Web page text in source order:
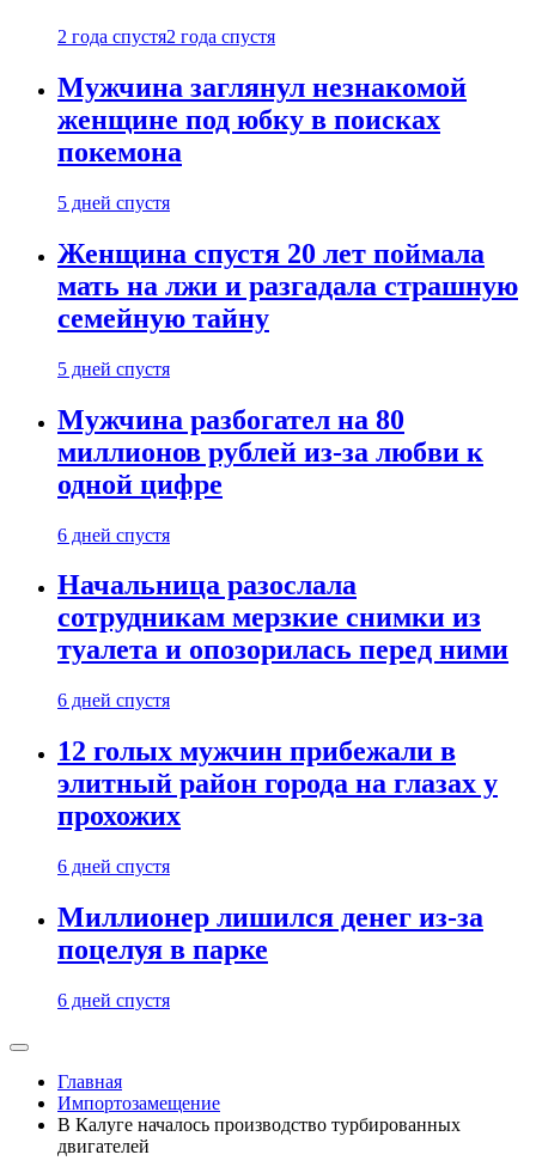
2 года спустя2 года спустя
Мужчина заглянул незнакомой
женщине под юбку в поисках
покемона
5 дней спустя
Женщина спустя 20 лет поймала
мать на лжи и разгадала страшную
семейную тайну
5 дней спустя
Мужчина разбогател на 80
миллионов рублей из-за любви к
одной цифре
6 дней спустя
Начальница разослала
сотрудникам мерзкие снимки из
туалета и опозорилась перед ними
6 дней спустя
12 голых мужчин прибежали в
элитный район города на глазах у
прохожих
6 дней спустя
Миллионер лишился денег из-за
поцелуя в парке
6 дней спустя
Главная
Импортозамещение
В Калуге началось производство турбированных
двигателей